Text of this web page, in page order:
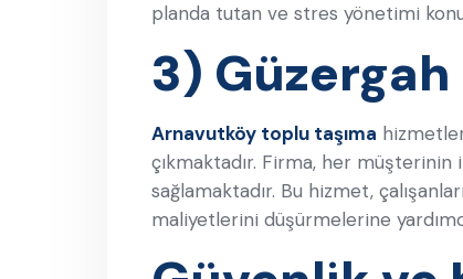
planda tutan ve stres yönetimi
3)
Arnavutköy toplu taşıma
çıkmaktadır. Firma, her müşterinin
sağlamaktadır. Bu hizmet,
maliyetlerini düşürmelerine